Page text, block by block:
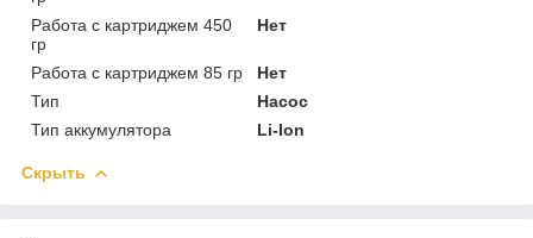
Работа с картриджем 450
гр
Нет
Работа с картриджем 85 гр
Нет
Тип
Насос
Тип аккумулятора
Li-Ion
Скрыть